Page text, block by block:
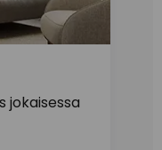
jokaisessa